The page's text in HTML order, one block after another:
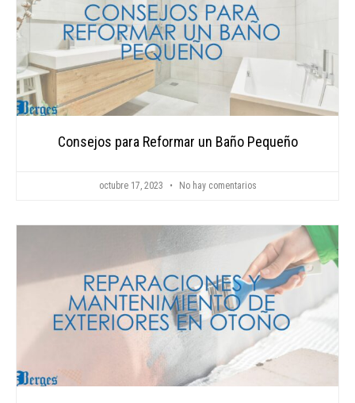
Consejos para Reformar un Baño Pequeño
octubre 17, 2023 No hay comentarios